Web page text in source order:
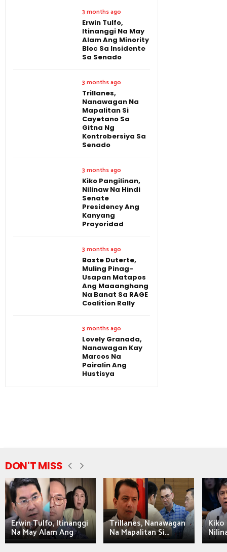
3 months ago
Erwin Tulfo,
Itinanggi Na May
Alam Ang Minority
Bloc Sa Insidente
Sa Senado
3 months ago
Trillanes,
Nanawagan Na
Mapalitan Si
Cayetano Sa
Gitna Ng
Kontrobersiya Sa
Senado
3 months ago
Kiko Pangilinan,
Nilinaw Na Hindi
Senate
Presidency Ang
Kanyang
Prayoridad
3 months ago
Baste Duterte,
Muling Pinag-
Usapan Matapos
Ang Maaanghang
Na Banat Sa RAGE
Coalition Rally
3 months ago
Lovely Granada,
Nanawagan Kay
Marcos Na
Pairalin Ang
Hustisya
DON'T MISS
Erwin Tulfo, Itinanggi
Na May Alam Ang
Trillanes, Nanawagan
Na Mapalitan Si...
Kiko